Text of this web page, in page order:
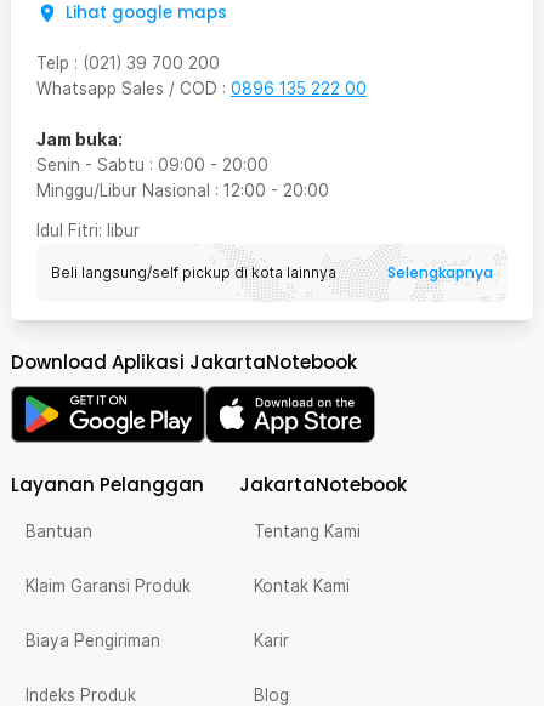
Lihat google maps
Telp : (021) 39 700 200
Whatsapp Sales / COD : 0896 135 222 00
Jam buka:
Senin - Sabtu : 09:00 - 20:00
Minggu/Libur Nasional : 12:00 - 20:00
Idul Fitri: libur
Beli langsung/self pickup di kota lainnya Selengkapnya
Download Aplikasi JakartaNotebook
Layanan Pelanggan
Bantuan
Klaim Garansi Produk
Biaya Pengiriman
Indeks Produk
JakartaNotebook
Tentang Kami
Kontak Kami
Karir
Blog